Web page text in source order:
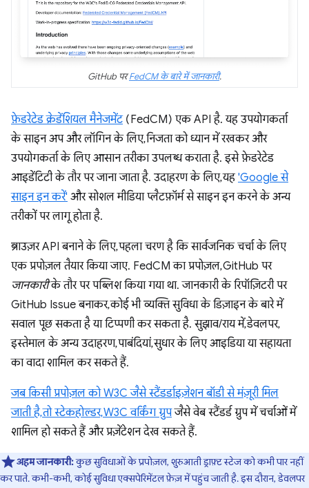
GitHub परFedCM के बारे में जानकारी.
फ़ेडरेटेड क्रेडेंशियल मैनेजमेंट(FedCM) एक API है. यह उपयोगकर्ता
के साइन अप और लॉगिन के लिए, निजता को ध्यान में रखकर और
उपयोगकर्ता के लिए आसान तरीका उपलब्ध कराता है. इसे फ़ेडरेटेड
आइडेंटिटी के तौर पर जाना जाता है. उदाहरण के लिए, यह 'Google से
साइन इन करें' और सोशल मीडिया प्लैटफ़ॉर्म से साइन इन करने के अन्य
तरीकों पर लागू होता है.
ब्राउज़र API बनाने के लिए, पहला चरण है कि सार्वजनिक चर्चा के लिए
एक प्रपोज़ल तैयार किया जाए. FedCM का प्रपोज़ल, GitHub पर
जानकारीके तौर पर पब्लिश किया गया था. जानकारी के रिपॉज़िटरी पर
GitHub Issue बनाकर, कोई भी व्यक्ति सुविधा के डिज़ाइन के बारे में
सवाल पूछ सकता है या टिप्पणी कर सकता है. सुझाव/राय में, डेवलपर,
इस्तेमाल के अन्य उदाहरण, पाबंदियां, सुधार के लिए आइडिया या सहायता
का वादा शामिल कर सकते हैं.
जब किसी प्रपोज़ल को W3C जैसे स्टैंडर्डाइज़ेशन बॉडी से मंज़ूरी मिल
जाती है, तो स्टेकहोल्डर,W3C वर्किंग ग्रुपजैसे वेब स्टैंडर्ड ग्रुप में चर्चाओं में
शामिल हो सकते हैं और प्रज़ेंटेशन देख सकते हैं.
अहम जानकारी:कुछ सुविधाओं के प्रपोज़ल, शुरुआती ड्राफ़्ट स्टेज को कभी पार नहीं
कर पाते. कभी-कभी, कोई सुविधा एक्सपेरिमेंटल फ़ेज़ में पहुंच जाती है. इस दौरान, डेवलपर